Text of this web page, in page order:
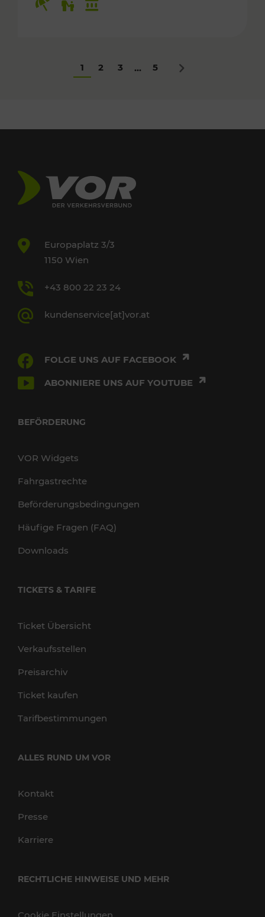
1 2 3 ... 5 Nächstes
Europaplatz 3/3
1150 Wien
+43 800 22 23 24
kundenservice[at]vor.at
FOLGE UNS AUF FACEBOOK
ABONNIERE UNS AUF YOUTUBE
BEFÖRDERUNG
VOR Widgets
Fahrgastrechte
Beförderungsbedingungen
Häufige Fragen (FAQ)
Downloads
TICKETS & TARIFE
Ticket Übersicht
Verkaufsstellen
Preisarchiv
Ticket kaufen
Tarifbestimmungen
ALLES RUND UM VOR
Kontakt
Presse
Karriere
RECHTLICHE HINWEISE UND MEHR